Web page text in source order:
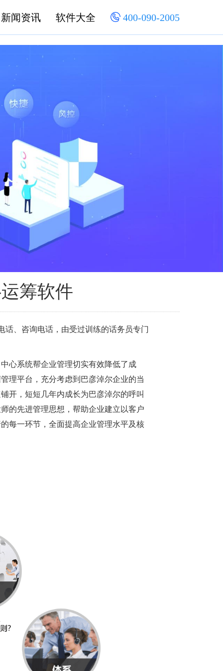
新闻资讯 软件大全 400-090-2005
筹软件
话、咨询电话，由受过训练的话务员专门
心系统帮企业管理切实有效降低了成
理平台，充分考虑到巴彦淖尔企业的当
开，短短几年内成长为巴彦淖尔的呼叫
的先进管理思想，帮助企业建立以客户
每一环节，全面提高企业管理水平及核